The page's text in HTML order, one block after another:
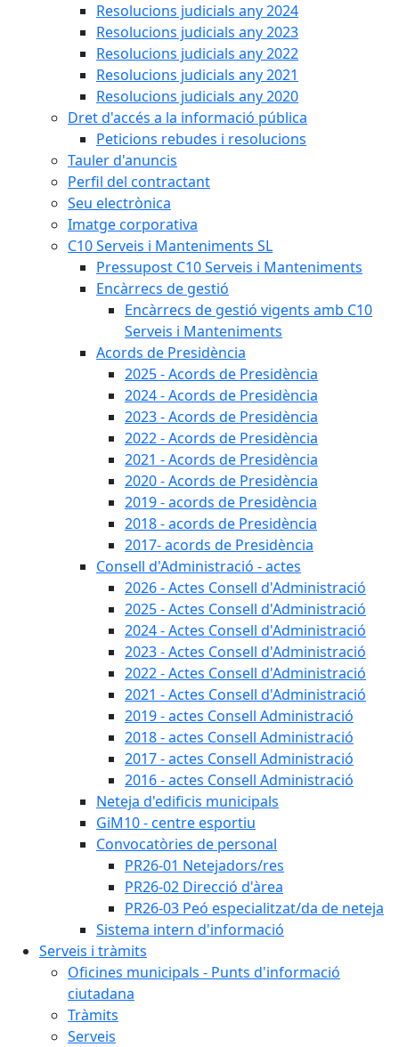
Resolucions judicials any 2024
Resolucions judicials any 2023
Resolucions judicials any 2022
Resolucions judicials any 2021
Resolucions judicials any 2020
Dret d'accés a la informació pública
Peticions rebudes i resolucions
Tauler d'anuncis
Perfil del contractant
Seu electrònica
Imatge corporativa
C10 Serveis i Manteniments SL
Pressupost C10 Serveis i Manteniments
Encàrrecs de gestió
Encàrrecs de gestió vigents amb C10
Serveis i Manteniments
Acords de Presidència
2025 - Acords de Presidència
2024 - Acords de Presidència
2023 - Acords de Presidència
2022 - Acords de Presidència
2021 - Acords de Presidència
2020 - Acords de Presidència
2019 - acords de Presidència
2018 - acords de Presidència
2017- acords de Presidència
Consell d'Administració - actes
2026 - Actes Consell d'Administració
2025 - Actes Consell d'Administració
2024 - Actes Consell d'Administració
2023 - Actes Consell d'Administració
2022 - Actes Consell d'Administració
2021 - Actes Consell d'Administració
2019 - actes Consell Administració
2018 - actes Consell Administració
2017 - actes Consell Administració
2016 - actes Consell Administració
Neteja d'edificis municipals
GiM10 - centre esportiu
Convocatòries de personal
PR26-01 Netejadors/res
PR26-02 Direcció d'àrea
PR26-03 Peó especialitzat/da de neteja
Sistema intern d'informació
Serveis i tràmits
Oficines municipals - Punts d'informació
ciutadana
Tràmits
Serveis